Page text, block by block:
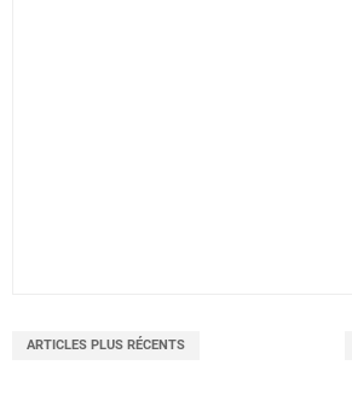
ARTICLES PLUS RÉCENTS